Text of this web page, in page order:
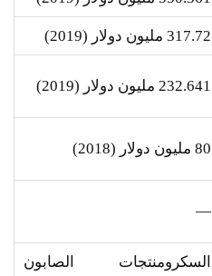
317.72 مليون دولار (2019)
232.641 مليون دولار (2019)
80 مليون دولار (2018)
—
السكرومنتجات الصابون